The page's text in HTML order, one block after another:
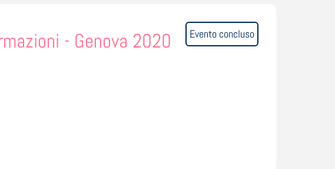
Evento concluso
- Genova 2020